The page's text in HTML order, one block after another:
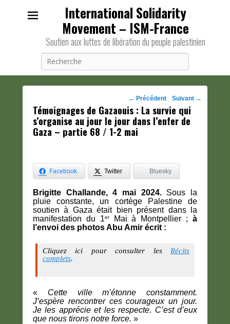
International Solidarity
Movement – ISM-France
Soutien aux luttes de libération du peuple palestinien
Navigation
des
posts
← Précédent Suivant →
Témoignages de Gazaouis : La survie qui
s’organise au jour le jour dans l’enfer de
Gaza – partie 68 / 1-2 mai
Facebook Twitter Bluesky
Brigitte Challande, 4 mai 2024. Sous la
pluie constante, un cortège Palestine de
soutien à Gaza était bien présent dans la
manifestation du 1erMai à Montpellier ; à
l’envoi des photos Abu Amir écrit :
Cliquez ici pour consulter les Récits
complets.
« Cette ville m’étonne constamment.
J’espère rencontrer ces courageux un jour.
Je les apprécie et les respecte. C’est d’eux
que nous tirons notre force. »